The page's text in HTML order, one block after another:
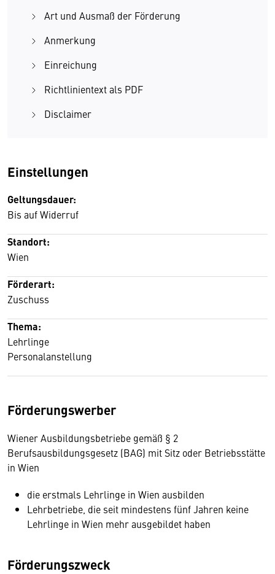
Art und Ausmaß der Förderung
Anmerkung
Einreichung
Richtlinientext als PDF
Disclaimer
Einstellungen
Geltungsdauer:
Bis auf Widerruf
Standort:
Wien
Förderart:
Zuschuss
Thema:
Lehrlinge
Personalanstellung
Förderungswerber
Wiener Ausbildungsbetriebe gemäß § 2
Berufsausbildungsgesetz (BAG) mit Sitz oder Betriebsstätte
in Wien
die erstmals Lehrlinge in Wien ausbilden
Lehrbetriebe, die seit mindestens fünf Jahren keine
Lehrlinge in Wien mehr ausgebildet haben
Förderungszweck